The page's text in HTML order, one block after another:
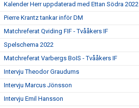
Kalender Herr uppdaterad med Ettan Södra 2022
Pierre Krantz tankar inför DM
Matchreferat Qviding FIF - Tvååkers IF
Spelschema 2022
Matchreferat Varbergs BoIS - Tvååkers IF
Intervju Theodor Graudums
Intervju Marcus Jönsson
Intervju Emil Hansson